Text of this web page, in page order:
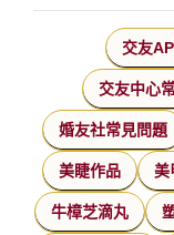
交友
交友中心
婚友社常見問題
美睫作品 美
牛樟芝滴丸